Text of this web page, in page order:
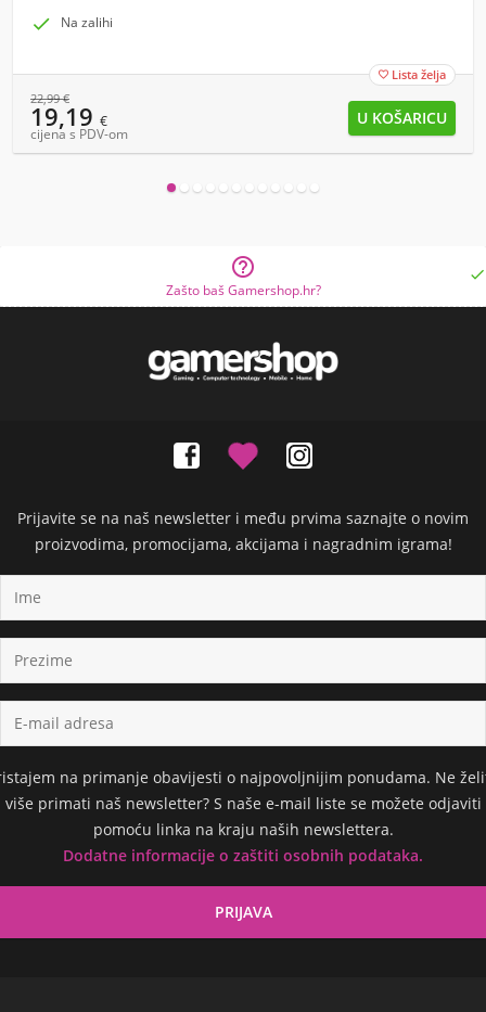
 Na zalihi
 Lista želja
22,99€
19,19 €
cijena s PDV-om

Zašto baš Gamershop.hr?

Prijavite se na naš newsletter i među prvima saznajte o novim
proizvodima, promocijama, akcijama i nagradnim igrama!
na primanje obavijesti o najpovoljnijim ponudama. Ne
više primati naš newsletter? S naše e-mail liste se možete odjaviti
pomoću linka na kraju naših newslettera.
Dodatne informacije o zaštiti osobnih podataka.